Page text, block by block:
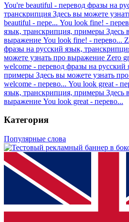
You're beautiful - перевод фразы на
транскрипция Здесь вы можете
beautiful - пере... You look fine! -
язык, транскрипция, примеры Здесь
выражение You look fine! - перево...
фразы на русский язык,
можете узнать про выражение Zero
welcome - перевод фразы на русский
примеры Здесь вы можете узнать
welcome - перево... You look great -
язык, транскрипция, примеры Здесь
выражение You look great - перево...
Категория
Популярные слова